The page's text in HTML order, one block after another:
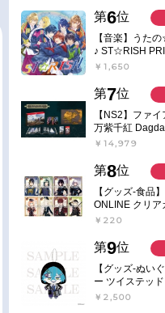
発売
】TV アルスラーン戦
お取り寄
2016/08/10
第6位
【音楽】うた
♪ ST☆RISH
￥1,650
第7位
【NS2】ファ
万紫千紅
￥14,979
第8位
【グッズ-食品
ONLINE クリア
ンガム
￥220
第9位
【グッズ-ぬい
ー ツイステッ
ミニミニぬいぐ
￥2,500